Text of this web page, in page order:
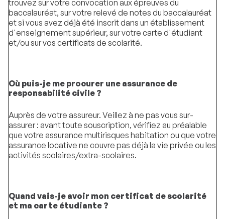
trouvez sur votre convocation aux épreuves du
baccalauréat, sur votre relevé de notes du baccalauréat
et si vous avez déjà été inscrit dans un établissement
d'enseignement supérieur, sur votre carte d'étudiant
et/ou sur vos certificats de scolarité.
Où puis-je me procurer une assurance de
responsabilité civile ?
Auprès de votre assureur. Veillez à ne pas vous sur-
assurer : avant toute souscription, vérifiez au préalable
que votre assurance multirisques habitation ou que votre
assurance locative ne couvre pas déjà la vie privée ou les
activités scolaires/extra-scolaires.
Quand vais-je avoir mon certificat de scolarité
et ma carte étudiante ?